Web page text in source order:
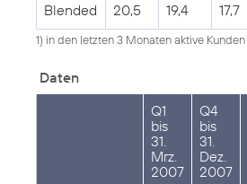
Blended 20,5 19,4 17,7
1) in den letzten 3 Monaten aktive Kunden
Daten
Q1
bis
31.
Mrz.
2007
Q4
bis
31.
Dez.
2007